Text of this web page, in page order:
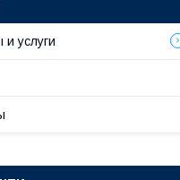
и услуги